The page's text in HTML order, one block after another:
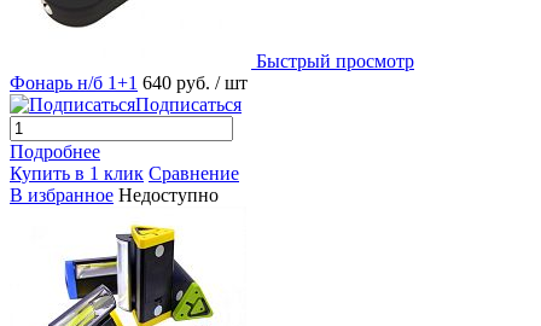
Быстрый просмотр
Фонарь н/б 1+1 640 руб. / шт
Подписаться
Подробнее
Купить в 1 клик Сравнение
В избранное Недоступно